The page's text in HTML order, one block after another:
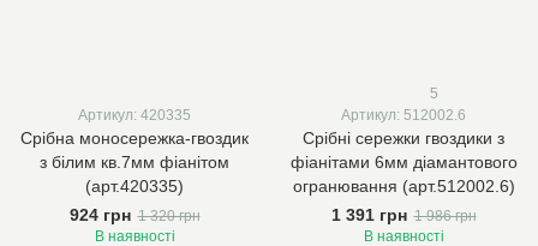
Артикул: 420335
Срібна моносережка-гвоздик
з білим кв.7мм фіанітом
(арт.420335)
924 грн 1 320 грн
В наявності
5
Артикул: 512002.6
Срібні сережки гвоздики з
фіанітами 6мм діамантового
огранювання (арт.512002.6)
1 391 грн 1 986 грн
В наявності